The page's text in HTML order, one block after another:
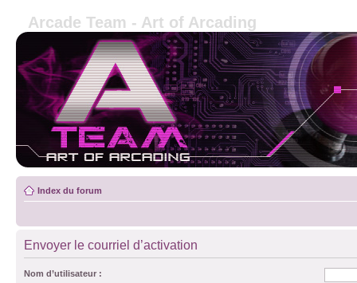
Arcade Team - Art of Arcading
Index du forum
Envoyer le courriel d’activation
Nom d’utilisateur :